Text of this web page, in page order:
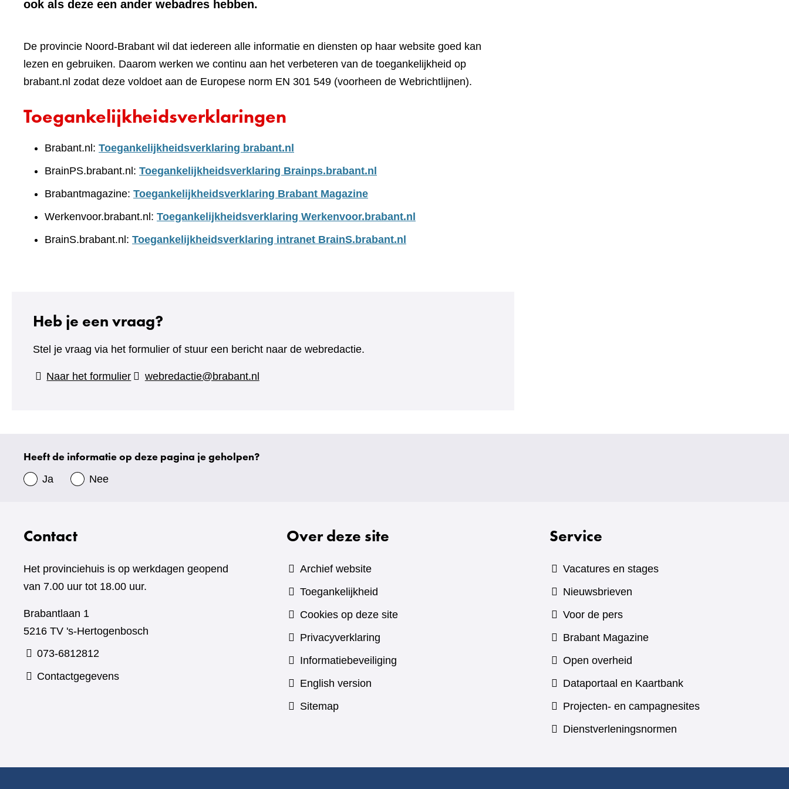
ook als deze een ander webadres hebben.
De provincie Noord-Brabant wil dat iedereen alle informatie en diensten op haar website goed kan
lezen en gebruiken. Daarom werken we continu aan het verbeteren van de toegankelijkheid op
brabant.nl zodat deze voldoet aan de Europese norm EN 301 549 (voorheen de Webrichtlijnen).
Toegankelijkheidsverklaringen
Brabant.nl: Toegankelijkheidsverklaring brabant.nl
BrainPS.brabant.nl: Toegankelijkheidsverklaring Brainps.brabant.nl
Brabantmagazine: Toegankelijkheidsverklaring Brabant Magazine
Werkenvoor.brabant.nl: Toegankelijkheidsverklaring Werkenvoor.brabant.nl
BrainS.brabant.nl: Toegankelijkheidsverklaring intranet BrainS.brabant.nl
Heb je een vraag?
Stel je vraag via het formulier of stuur een bericht naar de webredactie.
Naar het formulier(verwijst
webredactie@brabant.nl
Uw
gegevens
Heeft de informatie op deze pagina je geholpen?
Ja Nee
Contact
Het provinciehuis is op werkdagen geopend
van 7.00 uur tot 18.00 uur.
Brabantlaan 1
5216 TV 's-Hertogenbosch
073-6812812
Contactgegevens
Over deze site
Archief website
Toegankelijkheid
Cookies op deze site
Privacyverklaring
Informatiebeveiliging
English version
Sitemap
Service
Vacatures en stages
Nieuwsbrieven
Voor de pers
Brabant Magazine(verwijst
andere
website)
Open overheid
Dataportaal en Kaartbank(verwijst
naar
Projecten- en campagnesites
Dienstverleningsnormen